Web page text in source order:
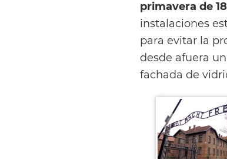
primavera de
instalaciones
para evitar la
desde afuera
fachada de